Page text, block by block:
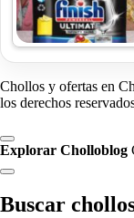
Chollos y ofertas en
los derechos
Explorar Cholloblog
Buscar